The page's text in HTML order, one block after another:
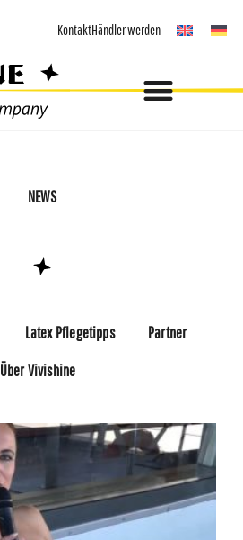
KontaktHändler werden
NEWS
Latex Pflegetipps
Partner
Über Vivishine